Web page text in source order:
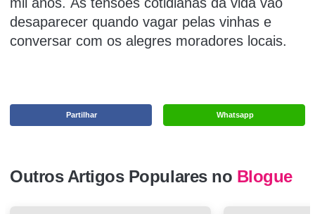
desaparecer quando vagar pelas vinhas e
conversar com os alegres moradores locais.
Whatsapp
Partilhar
Outros Artigos Populares no Blogue